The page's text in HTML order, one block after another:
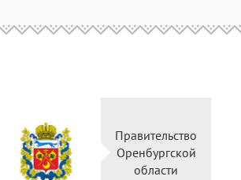
Правительство
Оренбургской
области